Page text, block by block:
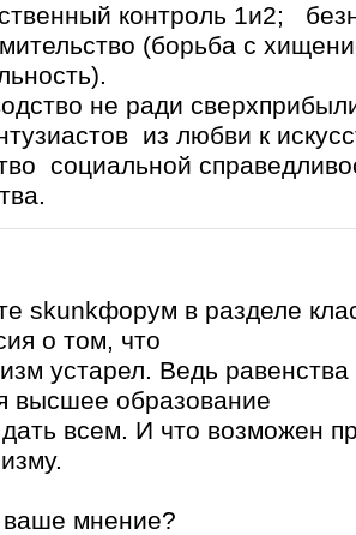
контроль 1и2;
(борьба с
не ради
из любви к
социальной
skunkфорум в разделе
о том, что
устарел. Ведь
высшее образование
всем. И что возможен
ваше мнение?